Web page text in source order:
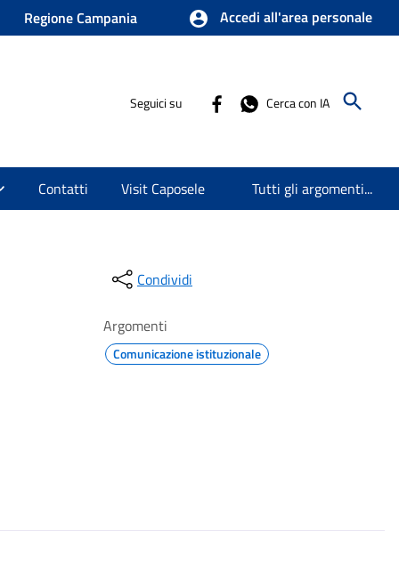
Regione Campania Accedi all'area personale
Seguici su Cerca con IA
Contatti Visit Caposele Tutti gli argomenti...
Condividi
Argomenti
Comunicazione istituzionale